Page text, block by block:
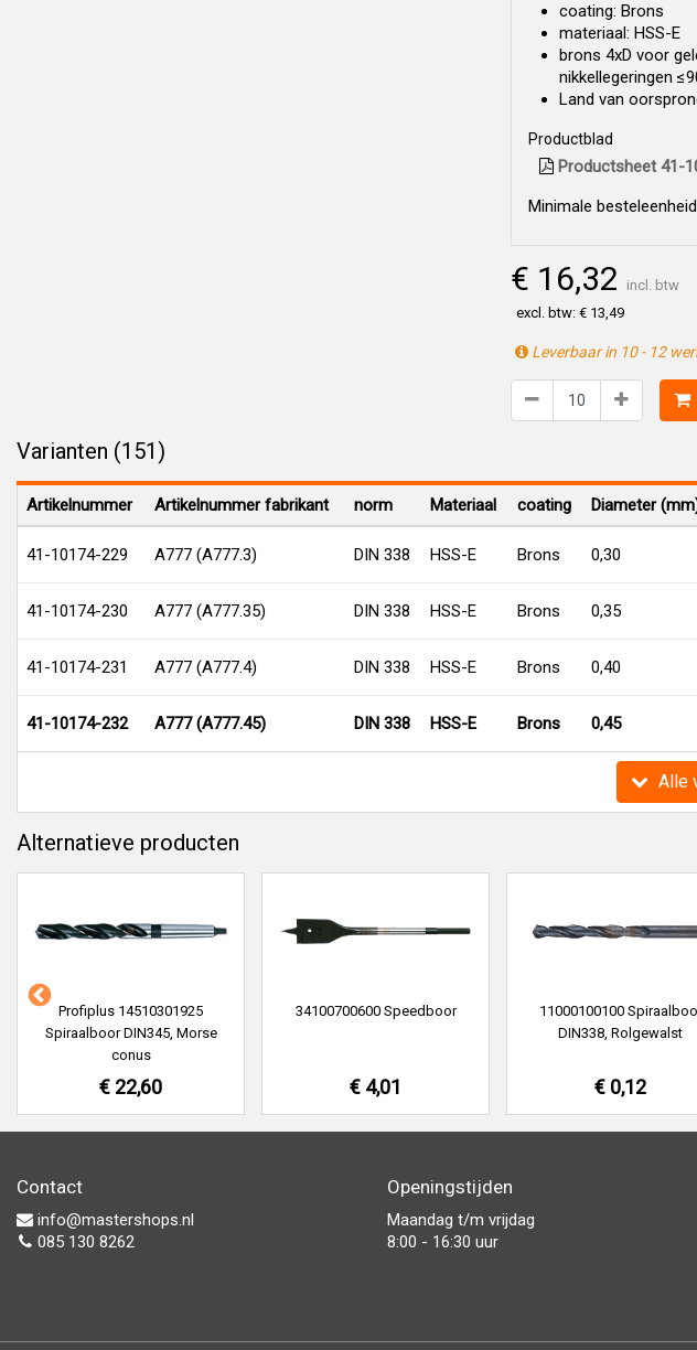
coating: Brons
materiaal: HSS-E
brons 4xD voor
nikkellegeringen
Land van
Productblad
Productsheet 41-
Minimale
€ 16,32
incl. btw
excl. btw: € 13,49
Leverbaar in 10 - 12
Varianten (151)
Artikelnummer Artikelnummer fabrikant norm Materiaal coating Diameter
41-10174-229 A777 (A777.3) DIN 338 HSS-E Brons 0,30
41-10174-230 A777 (A777.35) DIN 338 HSS-E Brons 0,35
41-10174-231 A777 (A777.4) DIN 338 HSS-E Brons 0,40
41-10174-232 A777 (A777.45) DIN 338 HSS-E Brons 0,45
Alle
Alternatieve producten
Profiplus 14510301925
Spiraalboor DIN345, Morse
conus
€ 22,60
34100700600 Speedboor
€ 4,01
11000100100
DIN338, Rolgewalst
€ 0,12
Contact
info@mastershops.nl
085 130 8262
Openingstijden
Maandag t/m vrijdag
8:00 - 16:30 uur